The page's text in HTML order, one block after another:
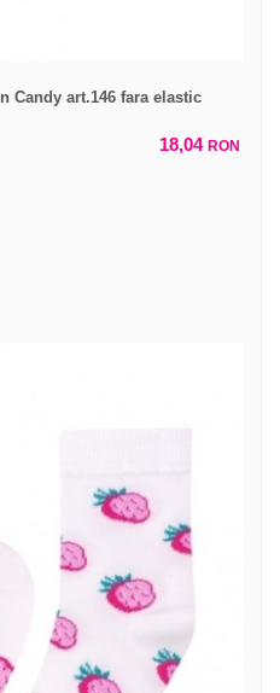
Candy art.146 fara elastic
18,04 RON